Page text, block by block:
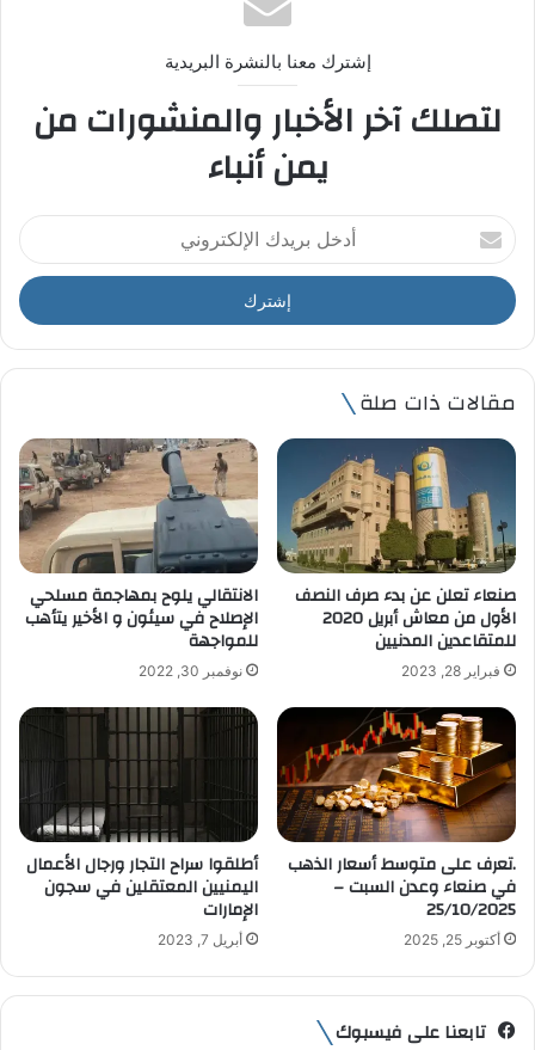
إشترك معنا بالنشرة البريدية
لتصلك آخر الأخبار والمنشورات من
يمن أنباء
أ
د
خ
ل
ر
د
ا
ك
ر
و
ي
مقالات ذات صلة
صنعاء تعلن عن بدء صرف النصف
الأول من معاش أبريل 2020
للمتقاعدين المدنيين
فبراير 28, 2023
الانتقالي يلوح بمهاجمة مسلحي
الإصلاح في سيئون و الأخير يتأهب
للمواجهة
نوفمبر 30, 2022
.تعرف على متوسط أسعار الذهب
في صنعاء وعدن السبت –
25/10/2025
أكتوبر 25, 2025
أطلقوا سراح التجار ورجال الأعمال
اليمنيين المعتقلين في سجون
الإمارات
أبريل 7, 2023
تابعنا على فيسبوك